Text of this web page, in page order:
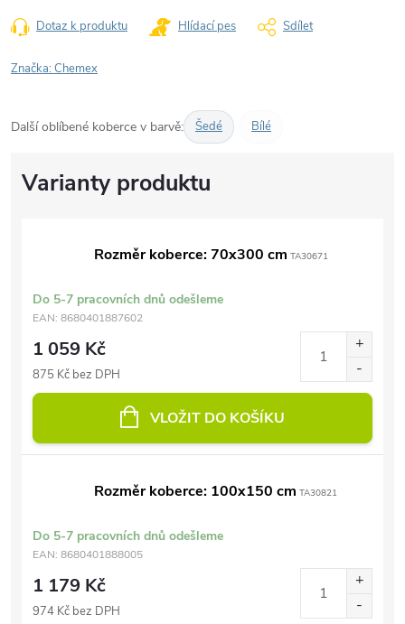
Dotaz k produktu Hlídací pes Sdílet
Značka:Chemex
Další oblíbené koberce v barvě: Šedé Bílé
Rozměr koberce: 70x300 cm TA30671
Do 5-7 pracovních dnů odešleme
EAN: 8680401887602
1 059 Kč
875 Kč bez DPH
VLOŽIT DO KOŠÍKU
Rozměr koberce: 100x150 cm TA30821
Do 5-7 pracovních dnů odešleme
EAN: 8680401888005
1 179 Kč
974 Kč bez DPH